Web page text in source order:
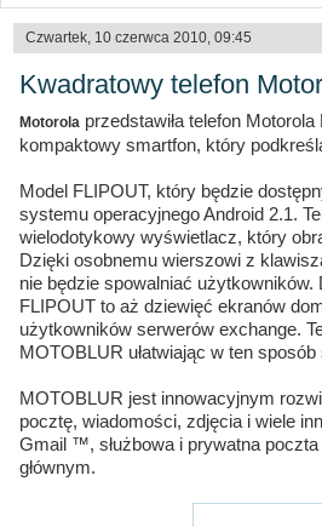
Czwartek, 10 czerwca 2010, 09:45
Kwadratowy telefon
Motorola przedstawiła telefon
kompaktowy smartfon, który
Model FLIPOUT, który będzie
systemu operacyjnego Android 2.1.
wielodotykowy wyświetlacz, który
Dzięki osobnemu wierszowi z
nie będzie spowalniać
FLIPOUT to aż dziewięć ekranów
użytkowników serwerów exchange.
MOTOBLUR ułatwiając w ten
MOTOBLUR jest innowacyjnym
pocztę, wiadomości, zdjęcia i wiele
Gmail ™, służbowa i prywatna
głównym.